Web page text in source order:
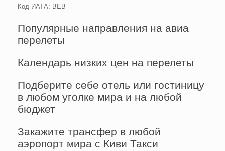
Код ИАТА: BEB
Популярные направления на авиа
перелеты
Календарь низких цен на перелеты
Подберите себе отель или гостиницу
в любом уголке мира и на любой
бюджет
Закажите трансфер в любой
аэропорт мира с Киви Такси